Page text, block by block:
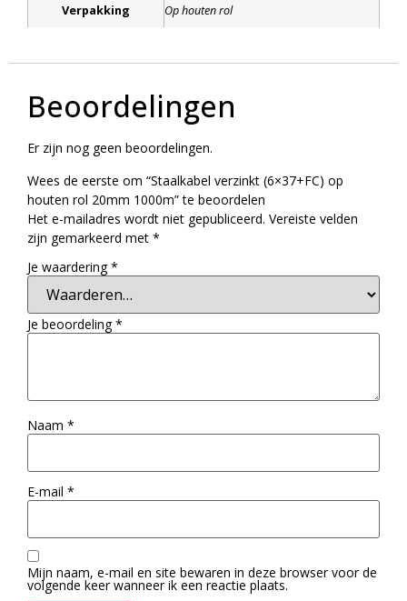
Verpakking Op houten rol
Beoordelingen
Er zijn nog geen beoordelingen.
Wees de eerste om “Staalkabel verzinkt (6×37+FC) op
houten rol 20mm 1000m” te beoordelen
Het e-mailadres wordt niet gepubliceerd. Vereiste velden
zijn gemarkeerd met *
Je waardering*
Je beoordeling*
Naam *
E-mail *
Mijn naam, e-mail en site bewaren in deze browser voor de
volgende keer wanneer ik een reactie plaats.